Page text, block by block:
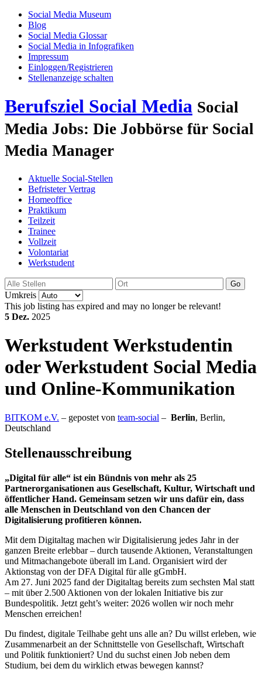
Social Media Museum
Blog
Social Media Glossar
Social Media in Infografiken
Impressum
Einloggen/Registrieren
Stellenanzeige schalten
Berufsziel Social Media Social
Media Jobs: Die Jobbörse für Social
Media Manager
Aktuelle Social-Stellen
Befristeter Vertrag
Homeoffice
Praktikum
Teilzeit
Trainee
Vollzeit
Volontariat
Werkstudent
Go
Umkreis
This job listing has expired and may no longer be relevant!
5 Dez. 2025
WerkstudentWerkstudentin
oder Werkstudent Social Media
und Online-Kommunikation
BITKOM e.V. – gepostet von team-social – Berlin, Berlin,
Deutschland
Stellenausschreibung
„Digital für alle“ ist ein Bündnis von mehr als 25
Partnerorganisationen aus Gesellschaft, Kultur, Wirtschaft und
öffentlicher Hand. Gemeinsam setzen wir uns dafür ein, dass
alle Menschen in Deutschland von den Chancen der
Digitalisierung profitieren können.
Mit dem Digitaltag machen wir Digitalisierung jedes Jahr in der
ganzen Breite erlebbar – durch tausende Aktionen, Veranstaltungen
und Mitmachangebote überall im Land. Organisiert wird der
Aktionstag von der DFA Digital für alle gGmbH.
Am 27. Juni 2025 fand der Digitaltag bereits zum sechsten Mal statt
– mit über 2.500 Aktionen von der lokalen Initiative bis zur
Bundespolitik. Jetzt geht’s weiter: 2026 wollen wir noch mehr
Menschen erreichen!
Du findest, digitale Teilhabe geht uns alle an? Du willst erleben, wie
Zusammenarbeit an der Schnittstelle von Gesellschaft, Wirtschaft
und Politik funktioniert? Und du suchst einen Job neben dem
Studium, bei dem du wirklich etwas bewegen kannst?